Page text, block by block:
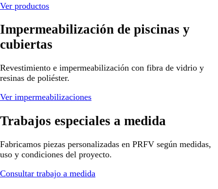
Ver productos
Impermeabilización de piscinas y
cubiertas
Revestimiento e impermeabilización con fibra de vidrio y
resinas de poliéster.
Ver impermeabilizaciones
Trabajos especiales a medida
Fabricamos piezas personalizadas en PRFV según medidas,
uso y condiciones del proyecto.
Consultar trabajo a medida